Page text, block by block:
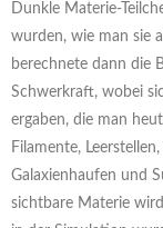
Dunkle Materie-
wurden, wie man sie
berechnete dann die
Schwerkraft, wobei
ergaben, die man
Filamente,
Galaxienhaufen und
sichtbare Materie